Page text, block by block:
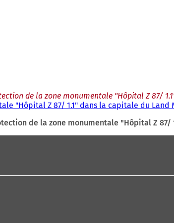
de la zone monumentale "Hôpital Z 87/
"Hôpital Z 87/ 1.1" dans la capitale du Land
de la zone monumentale "Hôpital Z 87/